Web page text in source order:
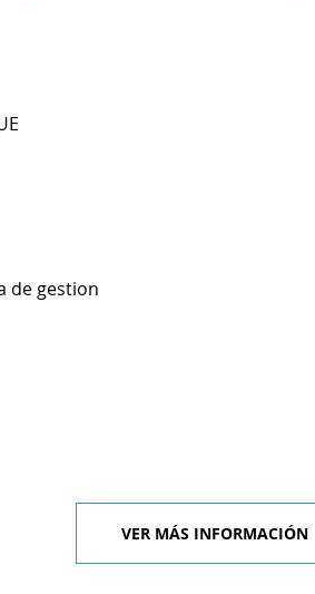
de gestion
VER MÁS INFORMACIÓN